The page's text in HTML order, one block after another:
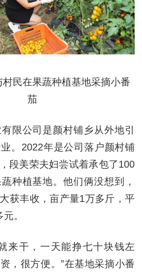
民在果蔬种植基地采摘小番
茄
公司是颜村铺乡从外地引
。2022年是公司落户颜村铺
段美荣夫妇尝试着承包了100
种植基地。他们俩没想到，
获丰收，亩产量1万多斤，平
。
干，一天能挣七十块钱左
，很方便。”在基地采摘小番